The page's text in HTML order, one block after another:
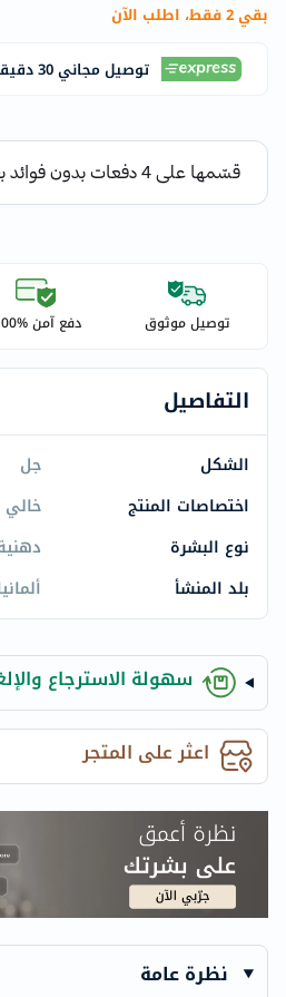
بقي 2 فقط، اطلب الآن
توصيل مجاني 30 دقيقة
توصيل موثوق دفع آمن %100
التفاصيل
الشكل
جل
اختصاصات المنتج
نوع البشرة
بلد المنشأ
سهولة الاسترجاع
اعثر على المتجر
نظرة عامة